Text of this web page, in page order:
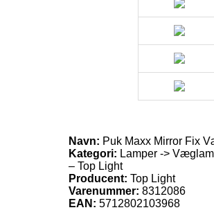
Navn: Puk Maxx Mirror Fix
Kategori: Lamper ->
– Top Light
Producent: Top Light
Varenummer: 8312086
EAN: 5712802103968